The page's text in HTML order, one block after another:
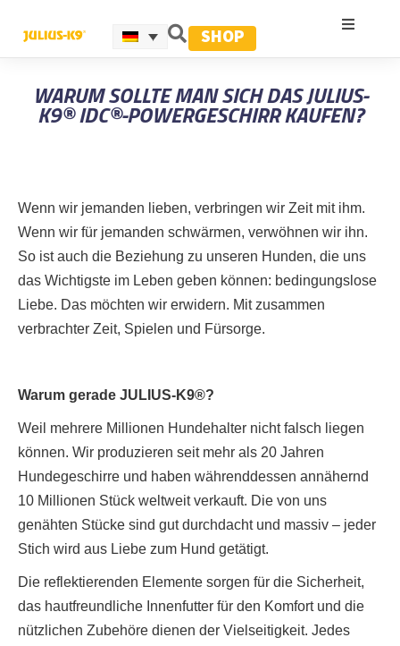
SHOP
WARUM SOLLTE MAN SICH DAS JULIUS-
K9® IDC®-POWERGESCHIRR KAUFEN?
Wenn wir jemanden lieben, verbringen wir Zeit mit ihm.
Wenn wir für jemanden schwärmen, verwöhnen wir ihn.
So ist auch die Beziehung zu unseren Hunden, die uns
das Wichtigste im Leben geben können: bedingungslose
Liebe. Das möchten wir erwidern. Mit zusammen
verbrachter Zeit, Spielen und Fürsorge.
Warum gerade JULIUS-K9®?
Weil mehrere Millionen Hundehalter nicht falsch liegen
können. Wir produzieren seit mehr als 20 Jahren
Hundegeschirre und haben währenddessen annähernd
10 Millionen Stück weltweit verkauft. Die von uns
genähten Stücke sind gut durchdacht und massiv – jeder
Stich wird aus Liebe zum Hund getätigt.
Die reflektierenden Elemente sorgen für die Sicherheit,
das hautfreundliche Innenfutter für den Komfort und die
nützlichen Zubehöre dienen der Vielseitigkeit. Jedes